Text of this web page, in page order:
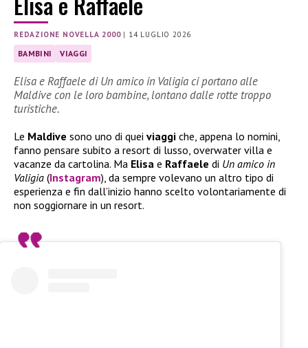
REDAZIONE NOVELLA 2000| 14 LUGLIO 2026
BAMBINI VIAGGI
Elisa e Raffaele di Un amico in Valigia ci portano alle
Maldive con le loro bambine, lontano dalle rotte troppo
turistiche.
Le Maldive sono uno di quei viaggi che, appena lo nomini,
fanno pensare subito a resort di lusso, overwater villa e
vacanze da cartolina. Ma Elisa e Raffaele di Un amico in
Valigia (Instagram), da sempre volevano un altro tipo di
esperienza e fin dall’inizio hanno scelto volontariamente di
non soggiornare in un resort.